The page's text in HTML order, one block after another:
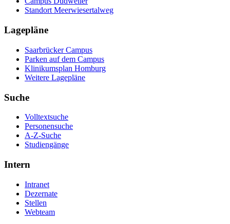
Standort Meerwiesertalweg
Lagepläne
Saarbrücker Campus
Parken auf dem Campus
Klinikumsplan Homburg
Weitere Lagepläne
Suche
Volltextsuche
Personensuche
A-Z-Suche
Studiengänge
Intern
Intranet
Dezernate
Stellen
Webteam